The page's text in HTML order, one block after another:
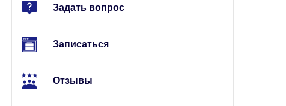
Иркутск
Задать вопрос
Записаться
Отзывы